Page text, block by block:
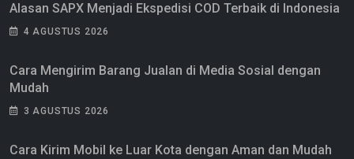
Alasan SAPX Menjadi Ekspedisi COD Terbaik di Indonesia
4 AGUSTUS 2026
Cara Mengirim Barang Jualan di Media Sosial dengan
Mudah
3 AGUSTUS 2026
Cara Kirim Mobil ke Luar Kota dengan Aman dan Mudah